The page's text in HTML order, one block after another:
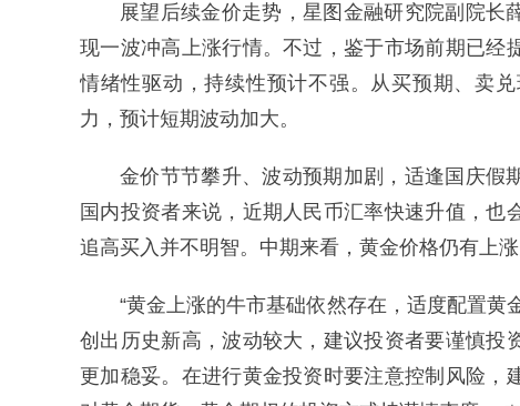
展望后续金价走势，星图金融研究院副院长
现一波冲高上涨行情。不过，鉴于市场前期已
情绪性驱动，持续性预计不强。从买预期、卖
力，预计短期波动加大。
金价节节攀升、波动预期加剧，适逢国庆假
国内投资者来说，近期人民币汇率快速升值，也
追高买入并不明智。中期来看，黄金价格仍有上
“黄金上涨的牛市基础依然存在，适度配置
创出历史新高，波动较大，建议投资者要谨慎投
更加稳妥。在进行黄金投资时要注意控制风险，